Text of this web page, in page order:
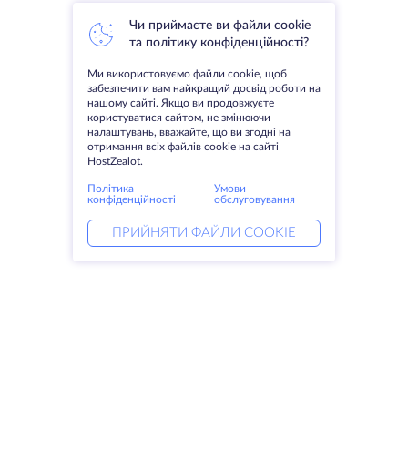
Чи приймаєте ви файли cookie
та політику конфіденційності?
Ми використовуємо файли cookie, щоб
забезпечити вам найкращий досвід роботи на
нашому сайті. Якщо ви продовжуєте
користуватися сайтом, не змінюючи
налаштувань, вважайте, що ви згодні на
отримання всіх файлів cookie на сайті
HostZealot.
Політика
конфіденційності
Умови
обслуговування
ПРИЙНЯТИ ФАЙЛИ COOKIE